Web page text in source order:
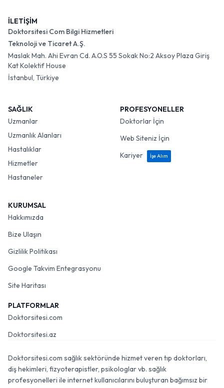
İLETİŞİM
Doktorsitesi Com Bilgi Hizmetleri
Teknoloji ve Ticaret A.Ş.
Maslak Mah. Ahi Evran Cd. A.O.S 55 Sokak No:2 Aksoy Plaza Giriş
Kat Kolektif House
İstanbul, Türkiye
SAĞLIK
Uzmanlar
Uzmanlık Alanları
Hastalıklar
Hizmetler
Hastaneler
PROFESYONELLER
Doktorlar İçin
Web Siteniz İçin
Kariyer
İşe Alım
KURUMSAL
Hakkımızda
Bize Ulaşın
Gizlilik Politikası
Google Takvim Entegrasyonu
Site Haritası
PLATFORMLAR
Doktorsitesi.com
Doktorsitesi.az
Doktorsitesi.com sağlık sektöründe hizmet veren tıp doktorları,
diş hekimleri, fizyoterapistler, psikologlar vb. sağlık
profesyonelleri ile internet kullanıcılarını buluşturan bağımsız bir